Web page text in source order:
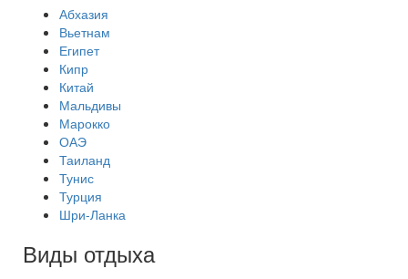
Абхазия
Вьетнам
Египет
Кипр
Китай
Мальдивы
Марокко
ОАЭ
Таиланд
Тунис
Турция
Шри-Ланка
Виды отдыха